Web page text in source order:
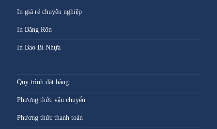
In giá rẻ chuyên nghiệp
In Băng Rôn
In Bao Bì Nhựa
Quy trình đặt hàng
Phương thức vận chuyển
Phương thức thanh toán